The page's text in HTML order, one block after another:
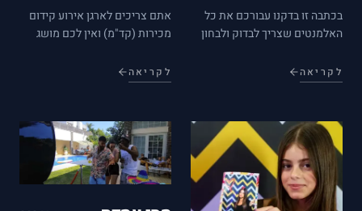
בכתבה זו בדקנו עבורכם את כל
האלמנטים שצריך לבדוק ולבחון
בשלב ארגון החתונה. כאשר אתם
נמצאים בשיא התהליך של תכנון
גם צלם, הגיע הזמן לחשוב על…
לקריאה
אתם צריכים לארגן אירוע קידום
מכירות (קד"מ) ואין לכם מושג
שאנחנו מקווים שיסייעו לכם
לקבל החלטות נבונות שעשויות
ומוצלח יותר. תכנון אירוע קד"מ…
לקריאה